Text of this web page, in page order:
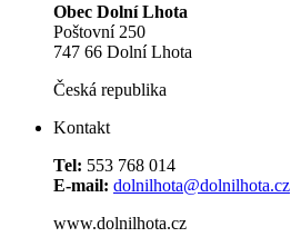
Obec Dolní Lhota
Poštovní 250
747 66 Dolní Lhota
Česká republika
Kontakt
Tel: 553 768 014
E-mail: dolnilhota@dolnilhota.cz
www.dolnilhota.cz